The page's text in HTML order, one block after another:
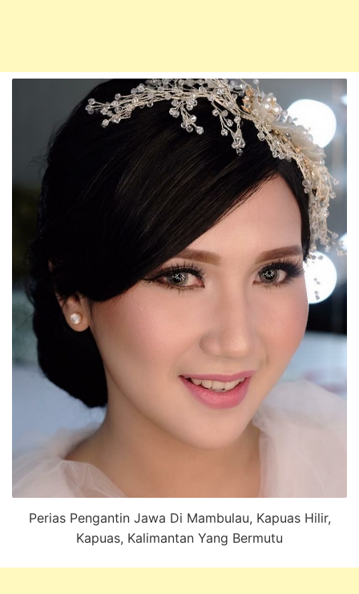
Perias Pengantin Jawa Di Mambulau, Kapuas Hilir,
Kapuas, Kalimantan Yang Bermutu